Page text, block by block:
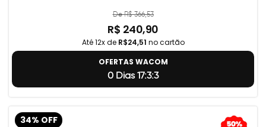
De R$ 366,53
R$ 240,90
Até 12x de R$24,51 no cartão
OFERTAS WACOM
0 Dias 17:3:2
34% OFF